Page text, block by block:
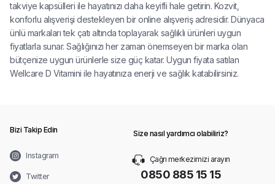
takviye kapsülleri ile hayatınızı daha keyifli hale getirin. Kozvit,
konforlu alışverişi destekleyen bir online alışveriş adresidir. Dünyaca
ünlü markaları tek çatı altında toplayarak sağlıklı ürünleri uygun
fiyatlarla sunar. Sağlığınızı her zaman önemseyen bir marka olan
bütçenize uygun ürünlerle size güç katar. Uygun fiyata satılan
Wellcare D Vitamini ile hayatınıza enerji ve sağlık katabilirsiniz.
Bizi Takip Edin
Instagram
Twitter
Size nasıl yardımcı olabiliriz?
Çağrı merkezimizi arayın
0850 885 15 15